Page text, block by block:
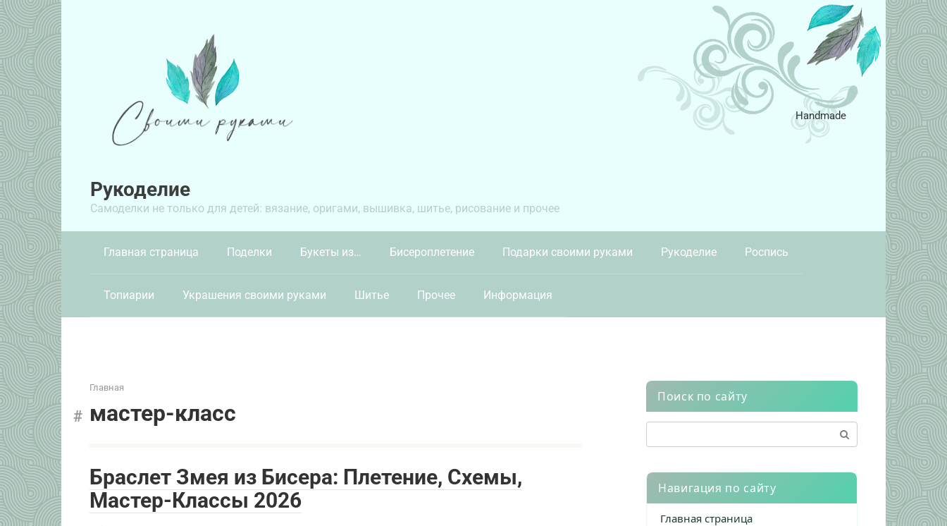
Перейти
к
контенту
Рукоделие
Самоделки не только для детей: вязание, оригами, вышивка, шитье, рисование и прочее
Handmade
Главная страница Поделки Букеты из… Бисероплетение Подарки своими руками Рукоделие Роспись
Топиарии Украшения своими руками Шитье Прочее Информация
Главная
мастер-класс
Браслет Змея из Бисера: Плетение, Схемы,
Мастер-Классы 2026
Поиск по сайту
Навигация по сайту
Главная страница